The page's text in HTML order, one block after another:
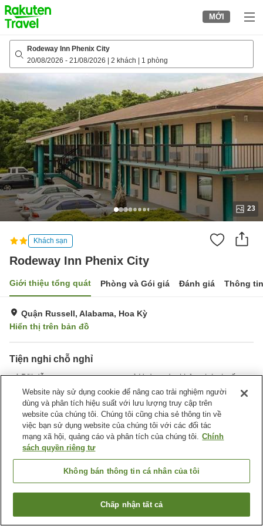
to
top
page
MỚI
Rodeway Inn Phenix City
20/08/2026 - 21/08/2026 2 khách 1 phòng
23
Khách sạn
Rodeway Inn Phenix City
Giới thiệu tổng quát Phòng và Gói giá Đánh giá Thông
Quận Russell, Alabama, Hoa Kỳ
Hiển thị trên bản đồ
Tiện nghi chỗ nghỉ
Bãi đỗ xe
Hoàn toàn không hút thuốc
Giặt ủi
Hồ bơi ngoài trời
Trang chủ Hoa Kỳ Alabama
Quận Russell
Rodeway Inn Phenix City
Tìm phòng trống
Website này sử dụng cookie để nâng cao trải nghiệm người
dùng và phân tích hiệu suất với lưu lượng truy cập trên
website của chúng tôi. Chúng tôi cũng chia sẻ thông tin về
việc bạn sử dụng website của chúng tôi với các đối tác
mạng xã hội, quảng cáo và phân tích của chúng tôi. Chính
sách quyền riêng tư
Không bán thông tin cá nhân của tôi
Chấp nhận tất cả